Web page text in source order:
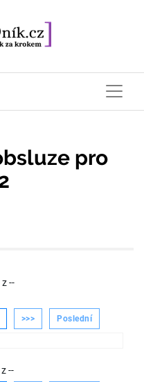
pro
z--
>>> Poslední
z--